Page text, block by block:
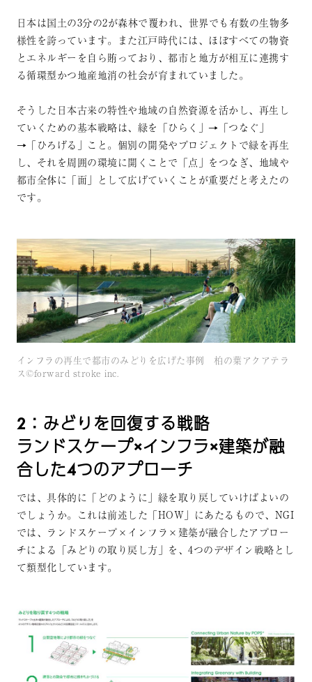
日本は国土の3分の2が森林で覆われ、世界でも有数の生物多
様性を誇っています。また江戸時代には、ほぼすべての物資
とエネルギーを自ら賄っており、都市と地方が相互に連携す
る循環型かつ地産地消の社会が育まれていました。
そうした日本古来の特性や地域の自然資源を活かし、再生し
ていくための基本戦略は、緑を「ひらく」→「つなぐ」
→「ひろげる」こと。個別の開発やプロジェクトで緑を再生
し、それを周囲の環境に開くことで「点」をつなぎ、地域や
都市全体に「面」として広げていくことが重要だと考えたの
です。
インフラの再生で都市のみどりを広げた事例 柏の葉アクアテラ
ス©forward stroke inc.
2：みどりを回復する戦略
ランドスケープ×インフラ×建築が融
合した4つのアプローチ
では、具体的に「どのように」緑を取り戻していけばよいの
でしょうか。これは前述した「HOW」にあたるもので、NGI
では、ランドスケープ×インフラ×建築が融合したアプロー
チによる「みどりの取り戻し方」を、4つのデザイン戦略とし
て類型化しています。